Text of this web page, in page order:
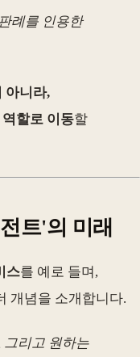
례를 인용한
아니라,
할로 이동할
트'의 미래
스를 예로 들며,
개념을 소개합니다.
그리고 원하는